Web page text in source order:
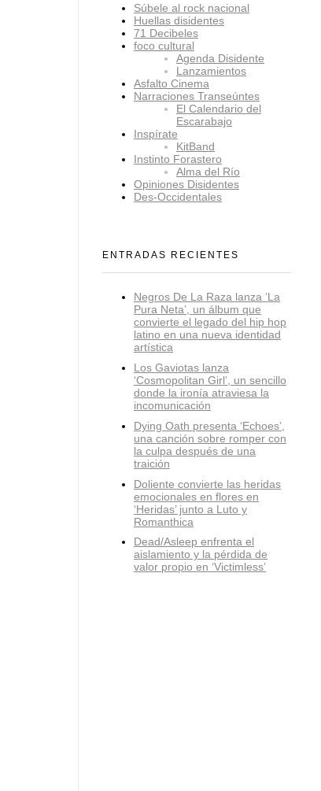
Súbele al rock nacional
Huellas disidentes
71 Decibeles
foco cultural
Agenda Disidente
Lanzamientos
Asfalto Cinema
Narraciones Transeúntes
El Calendario del
Escarabajo
Inspírate
KitBand
Instinto Forastero
Alma del Río
Opiniones Disidentes
Des-Occidentales
ENTRADAS RECIENTES
Negros De La Raza lanza ‘La
Pura Neta’, un álbum que
convierte el legado del hip hop
latino en una nueva identidad
artística
Los Gaviotas lanza
‘Cosmopolitan Girl’, un sencillo
donde la ironía atraviesa la
incomunicación
Dying Oath presenta ‘Echoes’,
una canción sobre romper con
la culpa después de una
traición
Doliente convierte las heridas
emocionales en flores en
‘Heridas’ junto a Luto y
Romanthica
Dead/Asleep enfrenta el
aislamiento y la pérdida de
valor propio en ‘Victimless’